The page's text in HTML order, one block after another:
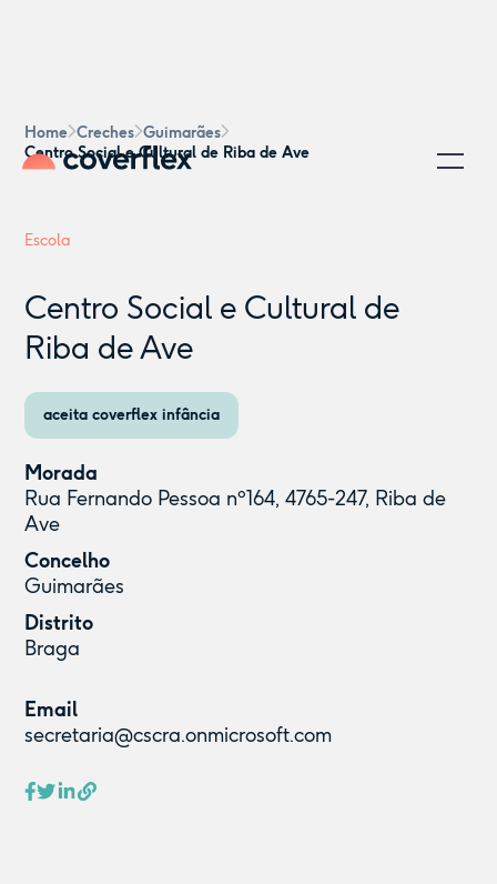
Home Creches Guimarães
Centro Social e Cultural de Riba de Ave
Escola
Centro Social e Cultural de
Riba de Ave
aceita coverflex infância
Morada
Rua Fernando Pessoa nº164, 4765-247, Riba de
Ave
Concelho
Guimarães
Distrito
Braga
Email
secretaria@cscra.onmicrosoft.com